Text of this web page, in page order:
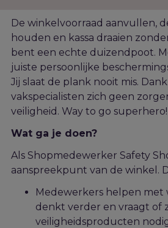
De winkelvoorraad aanvullen,
houden en kassa draaien
bent een echte duizendpoot.
juiste persoonlijke
Jij sl aat de plank nooit mis.
vakspecialisten zich geen
veiligheid. Way to go superhero!
Wat ga je doen?
Als Shopmedewerker Safety
aanspreekpunt van de winkel.
Medewerkers helpen met
denkt verder en vraagt of
veiligheidsproducten